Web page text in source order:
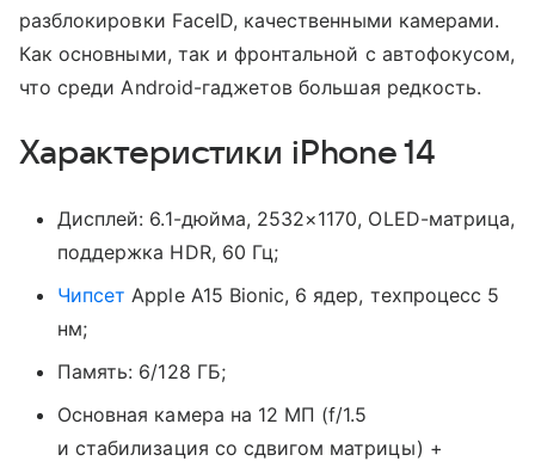
разблокировки FaceID, качественными камерами.
Как основными, так и фронтальной с автофокусом,
что среди Android-гаджетов большая редкость.
Характеристики iPhone 14
Дисплей: 6.1-дюйма, 2532×1170, OLED-матрица,
поддержка HDR, 60 Гц;
Чипсет Apple A15 Bionic, 6 ядер, техпроцесс 5
нм;
Память: 6/128 ГБ;
Основная камера на 12 МП (f/1.5
и стабилизация со сдвигом матрицы) +